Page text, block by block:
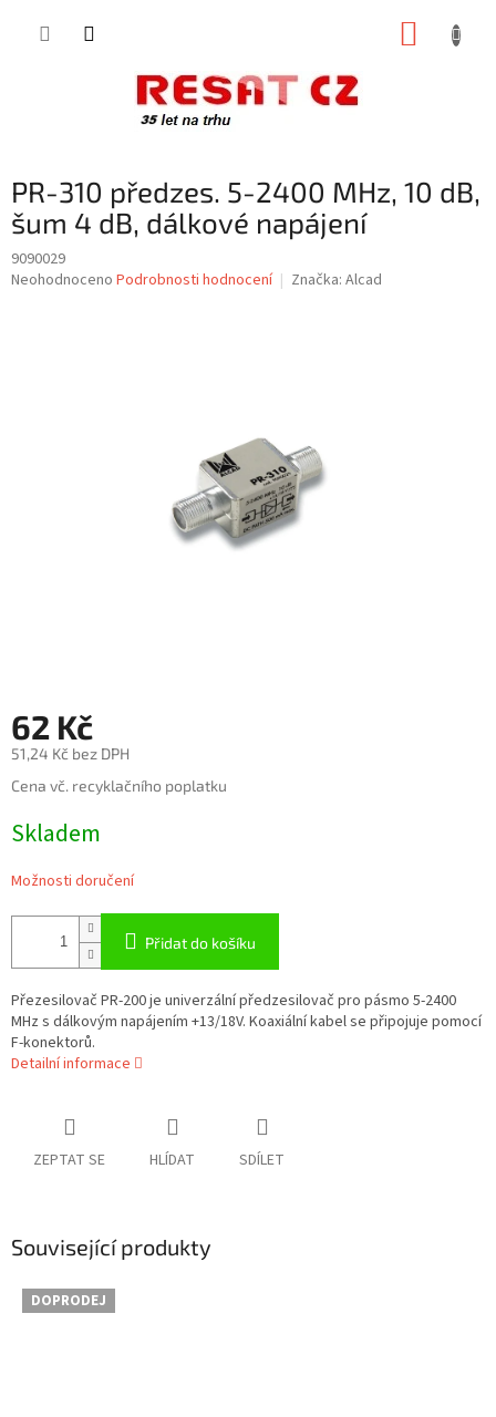
PR-310 předzes. 5-2400 MHz, 10 dB,
šum 4 dB, dálkové napájení
9090029
Průměrné
Neohodnoceno Podrobnosti hodnocení Značka: Alcad
62 Kč
51,24 Kč bez DPH
Měrná
Cena vč. recyklačního poplatku
Skladem
Možnosti doručení
Přidat do košíku
Přezesilovač PR-200 je univerzální předzesilovač pro pásmo 5-2400
MHz s dálkovým napájením +13/18V. Koaxiální kabel se připojuje pomocí
F-konektorů.
Detailní informace
ZEPTAT SE HLÍDAT SDÍLET
Související produkty
DOPRODEJ